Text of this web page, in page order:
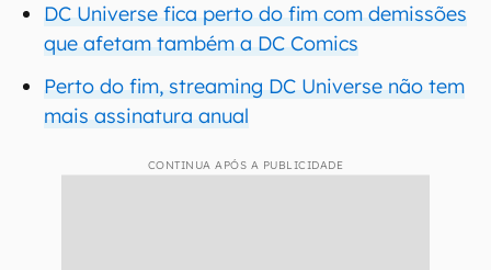
DC Universe fica perto do fim com demissões
que afetam também a DC Comics
Perto do fim, streaming DC Universe não tem
mais assinatura anual
CONTINUA APÓS A PUBLICIDADE